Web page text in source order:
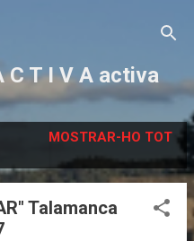
C T I V A activa
MOSTRAR-HO TOT
Talamanca